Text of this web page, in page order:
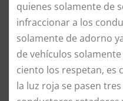
quienes solamente de
infraccionar a los
solamente de adorno
de vehículos
ciento los respetan, es
la luz roja se pasen